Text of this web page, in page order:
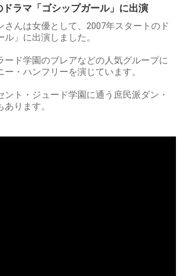
ラマ「ゴシップガール」に出演
さんは女優として、2007年スタートのド
」に出演しました。
ード学園のブレアなどの人気グループに
・ハンフリーを演じています。
ント・ジュード学園に通う庶民派ダン・
ります。